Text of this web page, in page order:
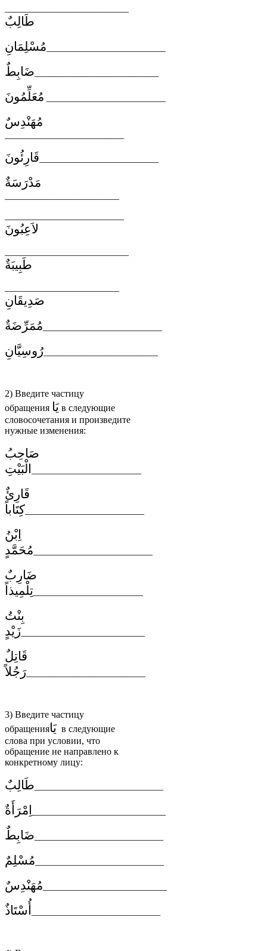
طَالِبٌ
مُسْلِمَانِ
ضَابِطٌ
مُعَلِّمُونَ
مُهَنْدِسٌ
قَارِئُونَ
مَدْرَسَةٌ
لاَعِبُونَ
طَبِيبَةٌ
صَدِيقَانِ
مُمَرِّضَةٌ
رُوسِيَّانِ________________________
2) Введите частицу
обращения يَا в следующие
словосочетания и произведите
нужные изменения:
صَاحِبُ
الْبَيْتِ
قَارِئٌ
كِتَاباً
اِبْنُ
مُحَمَّدٍ
ضَارِبٌ
تِلْمِيذاً
بِنْتُ
زَيْدٍ
قَاتِلٌ
رَجُلاً_________________________
3) Введите частицу
обращенияيَا в следующие
слова при условии, что
обращение не направлено к
конкретному лицу:
طَالِبٌ
اِمْرَأَةٌ
ضَابِطٌ
مُسْلِمٌ
مُهَنْدِسٌ
أُسْتَاذٌ